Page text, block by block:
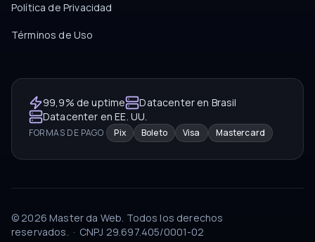
Política de Privacidad
Términos de Uso
99,9% de uptime
Datacenter en Brasil
Datacenter en EE. UU.
FORMAS DE PAGO Pix Boleto Visa Mastercard
© 2026 Master da Web. Todos los derechos
reservados. · CNPJ 29.697.405/0001-02